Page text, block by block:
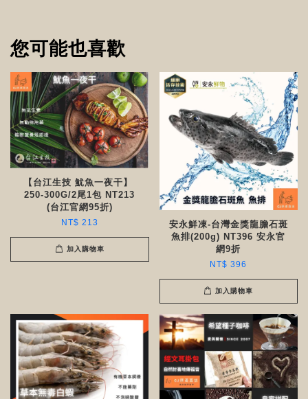
您可能也喜歡
【台江生技 魷魚一夜干】
250-300G/2尾1包 NT213
(台江官網95折)
NT$ 213
加入購物車
安永鮮凍-台灣金獎龍膽石斑
魚排(200g) NT396 安永官
網9折
NT$ 396
加入購物車